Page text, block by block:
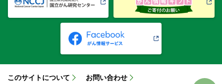
このサイトについて お問い合わせ